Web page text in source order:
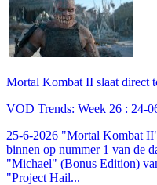
Mortal Kombat II slaat direct
VOD Trends: Week 26 : 24-
25-6-2026 "Mortal Kombat
binnen op nummer 1 van de
"Michael" (Bonus Edition)
"Project Hail...